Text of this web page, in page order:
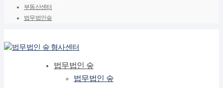
부동산센터
법무법인숲
법무법인 숲
법무법인 숲